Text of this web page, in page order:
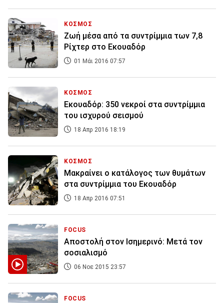
ΚΟΣΜΟΣ
Ζωή μέσα από τα συντρίμμια των 7,8
Ρίχτερ στο Εκουαδόρ
01 Μάι 2016 07:57
ΚΟΣΜΟΣ
Εκουαδόρ: 350 νεκροί στα συντρίμμια
του ισχυρού σεισμού
18 Απρ 2016 18:19
ΚΟΣΜΟΣ
Μακραίνει ο κατάλογος των θυμάτων
στα συντρίμμια του Εκουαδόρ
18 Απρ 2016 07:51
FOCUS
Αποστολή στον Ισημερινό: Μετά τον
σοσιαλισμό
06 Νοε 2015 23:57
FOCUS